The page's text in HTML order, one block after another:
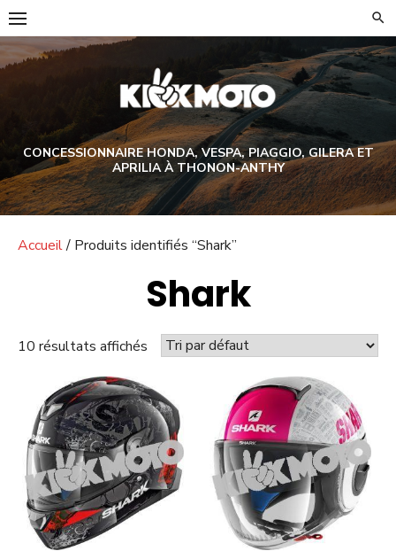
Skip
to
content
CONCESSIONNAIRE HONDA, VESPA, PIAGGIO, GILERA ET
APRILIA À THONON-ANTHY
Accueil/ Produits identifiés “Shark”
Shark
10 résultats affichés